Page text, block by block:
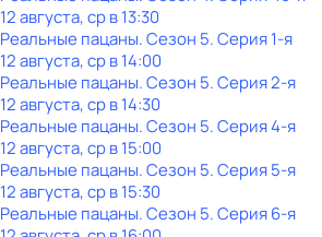
12 августа, ср в 13:30
Реальные пацаны. Сезон 5. Серия 1-я
12 августа, ср в 14:00
Реальные пацаны. Сезон 5. Серия 2-я
12 августа, ср в 14:30
Реальные пацаны. Сезон 5. Серия 4-я
12 августа, ср в 15:00
Реальные пацаны. Сезон 5. Серия 5-я
12 августа, ср в 15:30
Реальные пацаны. Сезон 5. Серия 6-я